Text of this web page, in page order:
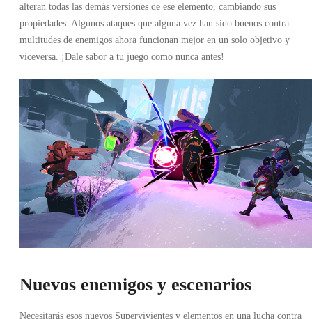
alteran todas las demás versiones de ese elemento, cambiando sus
propiedades. Algunos ataques que alguna vez han sido buenos contra
multitudes de enemigos ahora funcionan mejor en un solo objetivo y
viceversa. ¡Dale sabor a tu juego como nunca antes!
Nuevos enemigos y escenarios
Necesitarás esos nuevos Supervivientes y elementos en una lucha contra